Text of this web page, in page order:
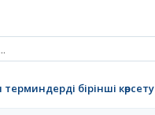
терминдерді бірінші көрсету